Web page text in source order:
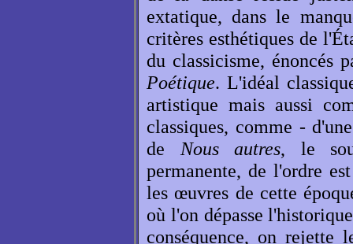
extatique, dans le
critères esthétiques de
du classicisme, énoncés
Poétique. L'idéal
artistique mais aussi
classiques, comme -
de Nous autres, le
permanente, de l'ordre
les œuvres de cette
où l'on dépasse
conséquence, on